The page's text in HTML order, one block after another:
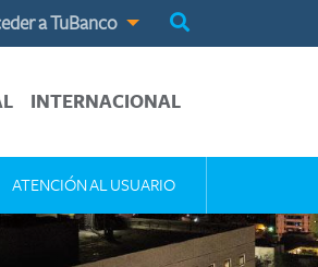
a TuBanco
ATENCIÓN AL USUARIO
INTERNACIONAL